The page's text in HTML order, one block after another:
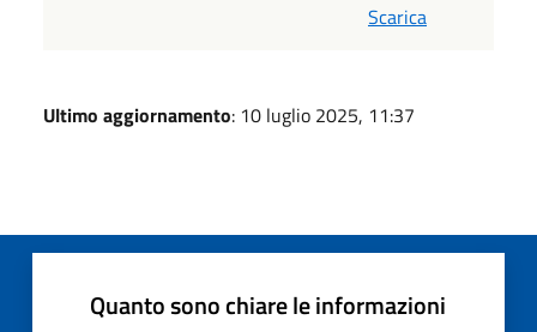
Scarica
Ultimo aggiornamento: 10 luglio 2025, 11:37
Quanto sono chiare le informazioni